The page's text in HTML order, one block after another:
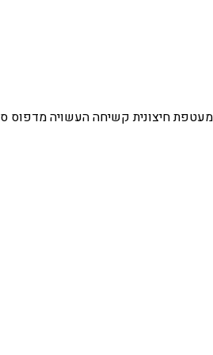
מעטפת חיצונית קשיחה העשויה מדפוס